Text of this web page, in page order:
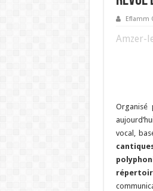
Eflamm
Amzer-
Organisé
vocal,